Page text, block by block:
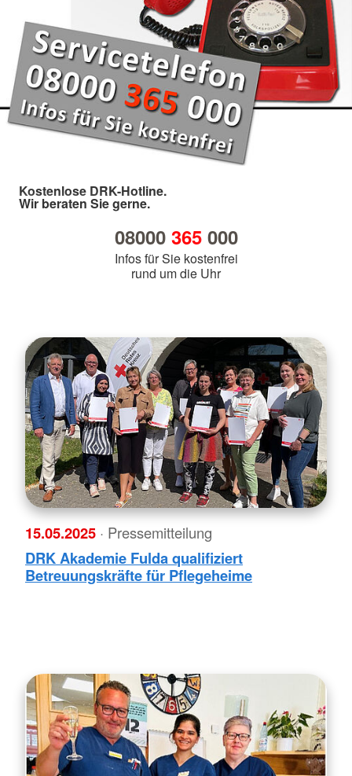
Kostenlose DRK-Hotline.
Wir beraten Sie gerne.
08000 365000
Infos für Sie kostenfrei
rund um die Uhr
15.05.2025 · Pressemitteilung
DRK Akademie Fulda qualifiziert
Betreuungskräfte für Pflegeheime